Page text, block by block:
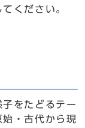
ください。
をたどるテー
・古代から現